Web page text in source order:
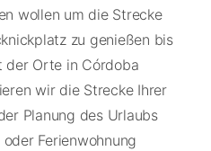
wollen um die Strecke
zu genießen bis
der Orte in Córdoba
wir die Strecke Ihrer
Planung des Urlaubs
Ferienwohnung